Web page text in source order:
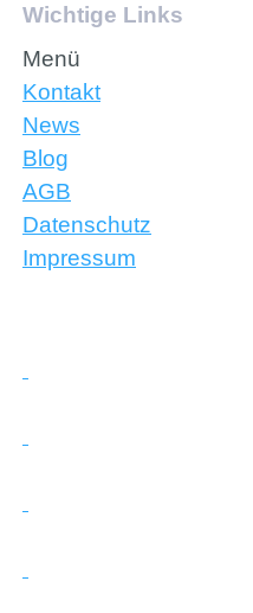
Wichtige Links
Menü
Kontakt
News
Blog
AGB
Datenschutz
Impressum